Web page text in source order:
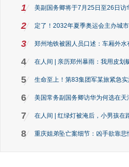
1 美副国务卿将于7月25日至26日访
2 定了！2032年夏季奥运会主办城
3 郑州地铁被困人员口述：车厢外
4 在人间 | 亲历郑州暴雨：我用皮划
5 生命至上！第83集团军某旅紧急
6 美国常务副国务卿访华为何选在天
7 在人间 | 红绿灯被淹后，小男孩在
8 重庆姐弟坠亡案细节：凶手欲靠